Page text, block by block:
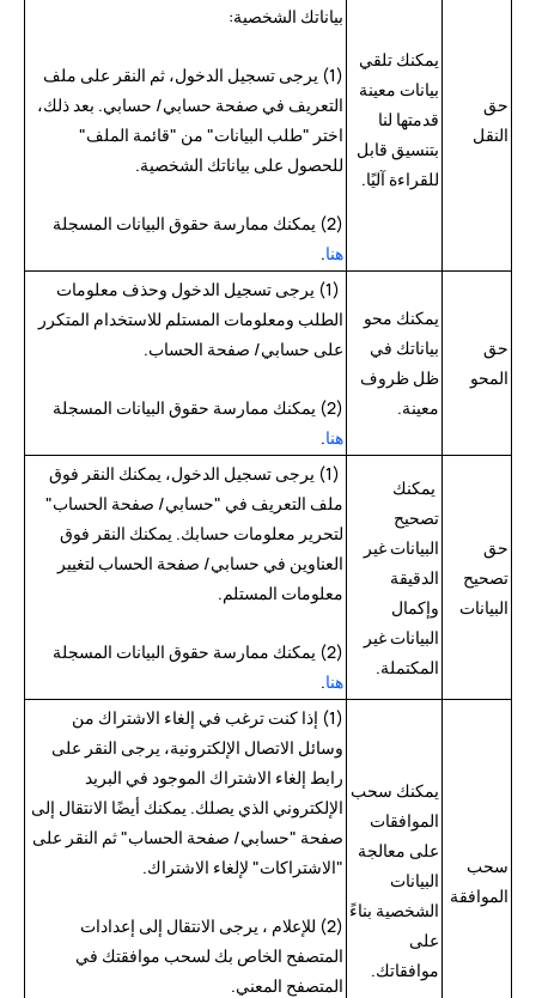
حق
النقل
يمكنك تلقي
بيانات معينة
قدمتها لنا
بتنسيق قابل
للقراءة آليًا.
بياناتك الشخصية:
(1) يرجى تسجيل الدخول، ثم النقر على ملف
التعريف في صفحة حسابي/ حسابي. بعد ذلك،
اختر "طلب البيانات" من "قائمة الملف"
للحصول على بياناتك الشخصية.
(2) يمكنك ممارسة حقوق البيانات المسجلة
هنا.
حق
المحو
يمكنك محو
بياناتك في
ظل ظروف
معينة.
(1) يرجى تسجيل الدخول وحذف معلومات
الطلب ومعلومات المستلم للاستخدام المتكرر
على حسابي/ صفحة الحساب.
(2) يمكنك ممارسة حقوق البيانات المسجلة
هنا.
حق
تصحيح
البيانات
يمكنك
تصحيح
البيانات غير
الدقيقة
وإكمال
البيانات غير
المكتملة.
(1) يرجى تسجيل الدخول، يمكنك النقر فوق
ملف التعريف في "حسابي/ صفحة الحساب"
لتحرير معلومات حسابك. يمكنك النقر فوق
العناوين في حسابي/ صفحة الحساب لتغيير
معلومات المستلم.
(2) يمكنك ممارسة حقوق البيانات المسجلة
هنا.
سحب
الموافقة
يمكنك سحب
الموافقات
على معالجة
البيانات
الشخصية بناءً
على
موافقاتك.
(1) إذا كنت ترغب في إلغاء الاشتراك من
وسائل الاتصال الإلكترونية، يرجى النقر على
رابط إلغاء الاشتراك الموجود في البريد
الإلكتروني الذي يصلك. يمكنك أيضًا الانتقال إلى
صفحة "حسابي/ صفحة الحساب" ثم النقر على
"الاشتراكات" لإلغاء الاشتراك.
(2) للإعلام ، يرجى الانتقال إلى إعدادات
المتصفح الخاص بك لسحب موافقتك في
المتصفح المعني.